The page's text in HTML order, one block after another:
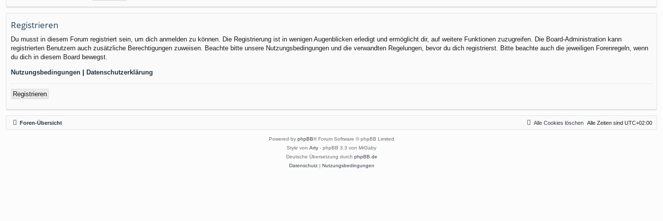
Registrieren
Du musst in diesem Forum registriert sein, um dich anmelden zu können. Die Registrierung ist in wenigen Augenblicken erledigt und ermöglicht dir, auf weitere Funktionen zuzugreifen. Die Board-Administration kann
registrierten Benutzern auch zusätzliche Berechtigungen zuweisen. Beachte bitte unsere Nutzungsbedingungen und die verwandten Regelungen, bevor du dich registrierst. Bitte beachte auch die jeweiligen Forenregeln, wenn
du dich in diesem Board bewegst.
Nutzungsbedingungen | Datenschutzerklärung
Registrieren
Foren-Übersicht Alle Zeiten sind UTC+02:00
Alle Cookies löschen
Powered by phpBB® Forum Software © phpBB Limited
Style von Arty - phpBB 3.3 von MrGaby
Deutsche Übersetzung durch phpBB.de
Datenschutz| Nutzungsbedingungen